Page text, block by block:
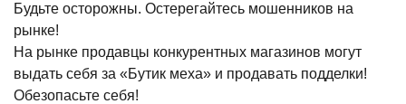
Будьте осторожны. Остерегайтесь мошенников на
рынке!
На рынке продавцы конкурентных магазинов могут
выдать себя за «Бутик меха» и продавать подделки!
Обезопасьте себя!